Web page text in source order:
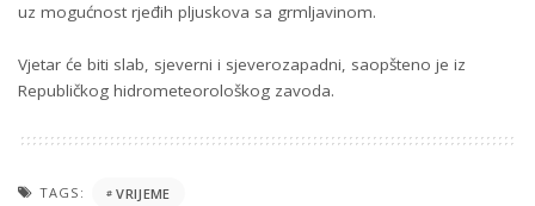
uz mogućnost rjeđih pljuskova sa grmljavinom.
Vjetar će biti slab, sjeverni i sjeverozapadni, saopšteno je iz
Republičkog hidrometeorološkog zavoda.
TAGS: VRIJEME